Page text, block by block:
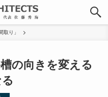
取り」
の向きを変える